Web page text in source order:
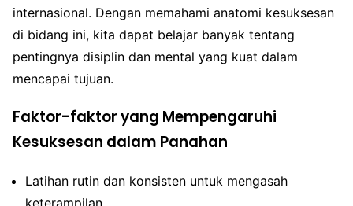
internasional. Dengan memahami anatomi kesuksesan
di bidang ini, kita dapat belajar banyak tentang
pentingnya disiplin dan mental yang kuat dalam
mencapai tujuan.
Faktor-faktor yang Mempengaruhi
Kesuksesan dalam Panahan
Latihan rutin dan konsisten untuk mengasah
keterampilan.